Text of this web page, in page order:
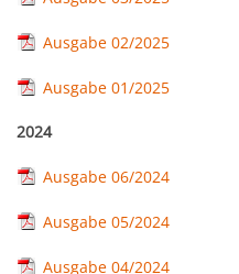
Daten und Fakten
Wohnstandort
Wirtschaftsservice
Job-Börse Herzogenburg
Ausgabe 02/2025
Ausgabe 01/2025
2024
Ausgabe 06/2024
Ausgabe 05/2024
Ausgabe 04/2024